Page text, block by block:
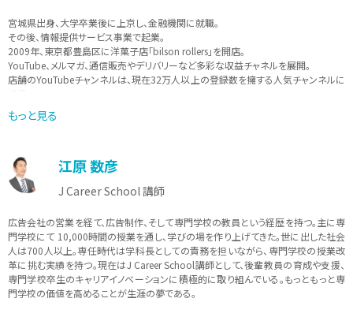
宮城県出身、大学卒業後に上京し、金融機関に就職。
その後、情報提供サービス事業で起業。
2009年、東京都豊島区に洋菓子店「bilson rollers」を開店。
YouTube、メルマガ、通信販売やデリバリーなど多彩な収益チャネルを展開。
店舗のYouTubeチャンネルは、現在32万人以上の登録数を擁する人気チャンネルに
得意技は広告ライティング（起業時に多額の借金を抱えたが広告がヒットし集客に
成功）、
もっと見る
江原 数彦
J Career School 講師
広告会社の営業を経て、広告制作、そして専門学校の教員という経歴を持つ。主に専
門学校にて 10,000時間の授業を通し、学びの場を作り上げてきた。世に出した社会
人は700人以上。専任時代は学科長としての責務を担いながら、専門学校の授業改
革に挑む実績を持つ。現在はJ Career School講師として、後輩教員の育成や支援、
専門学校卒生のキャリアイノベーションに積極的に取り組んでいる。もっともっと専
門学校の価値を高めることが生涯の夢である。